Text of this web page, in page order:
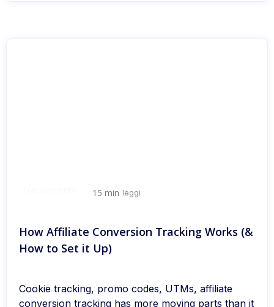
15 min leggi
How Affiliate Conversion Tracking Works (&
How to Set it Up)
Cookie tracking, promo codes, UTMs, affiliate
conversion tracking has more moving parts than it